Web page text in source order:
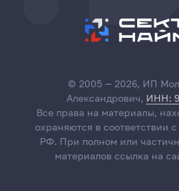
© 2005 — 2026, ИП
Александрович, ИНН:
Все права на материалы,
охраняются в соответствии
РФ. При полном или
материалов ссылка на